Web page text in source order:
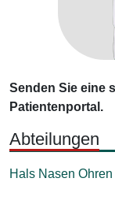
Senden Sie eine
Patientenportal.
Abteilungen
Hals Nasen Ohren